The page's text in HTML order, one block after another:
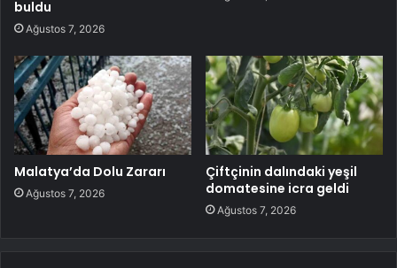
buldu
Ağustos 7, 2026
Malatya’da Dolu Zararı
Ağustos 7, 2026
Çiftçinin dalındaki yeşil
domatesine icra geldi
Ağustos 7, 2026